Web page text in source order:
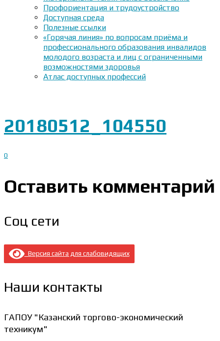
Профориентация и трудоустройство
Доступная среда
Полезные ссылки
«Горячая линия» по вопросам приёма и
профессионального образования инвалидов
молодого возраста и лиц с ограниченными
возможностями здоровья
Атлас доступных профессий
20180512_104550
0
Оставить комментарий
Соц сети
Версия сайта для слабовидящих
Наши контакты
ГАПОУ "Казанский торгово-экономический
техникум"